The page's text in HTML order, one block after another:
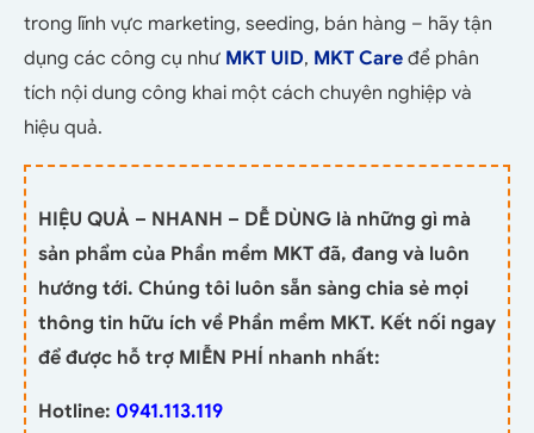
trong lĩnh vực marketing, seeding, bán hàng – hãy tận
dụng các công cụ như MKT UID, MKT Care để phân
tích nội dung công khai một cách chuyên nghiệp và
hiệu quả.
HIỆU QUẢ – NHANH – DỄ DÙNG là những gì mà
sản phẩm của Phần mềm MKT đã, đang và luôn
hướng tới. Chúng tôi luôn sẵn sàng chia sẻ mọi
thông tin hữu ích về Phần mềm MKT. Kết nối ngay
để được hỗ trợ MIỄN PHÍ nhanh nhất:
Hotline: 0941.113.119